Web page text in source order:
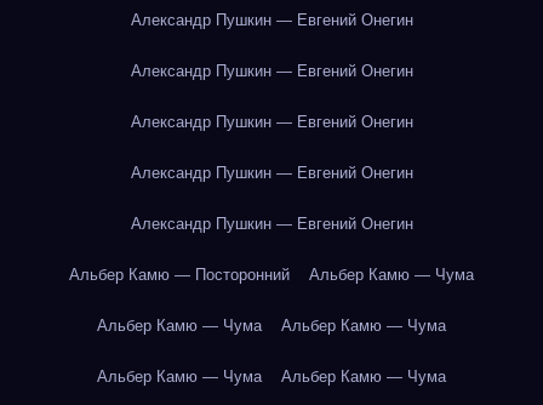
Александр Пушкин — Евгений Онегин
Александр Пушкин — Евгений Онегин
Александр Пушкин — Евгений Онегин
Александр Пушкин — Евгений Онегин
Александр Пушкин — Евгений Онегин
Альбер Камю — Посторонний Альбер Камю — Чума
Альбер Камю — Чума Альбер Камю — Чума
Альбер Камю — Чума Альбер Камю — Чума